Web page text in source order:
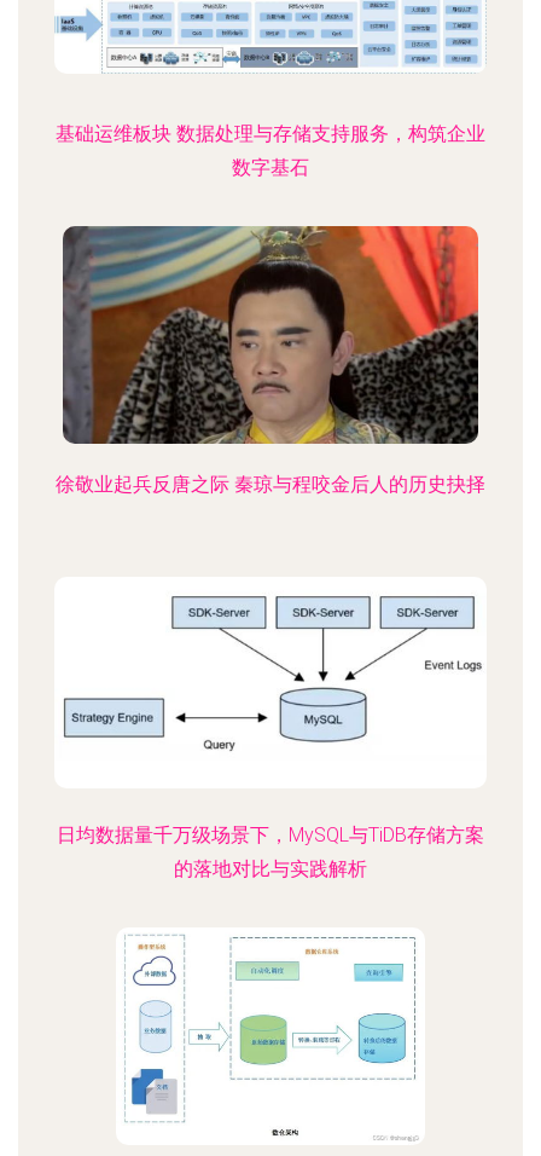
基础运维板块 数据处理与存储支持服务，构筑企业
数字基石
徐敬业起兵反唐之际 秦琼与程咬金后人的历史抉择
日均数据量千万级场景下，MySQL与TiDB存储方案
的落地对比与实践解析